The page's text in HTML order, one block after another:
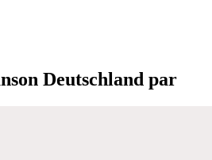
Deutschland par